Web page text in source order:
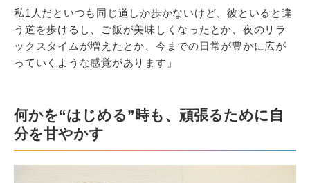
私1人だといつも同じ道しか歩かないけど、彼といると違
う道を歩けるし、ご飯が美味しくなったとか、夜のリラ
ックスタイムが増えたとか、今までの日常が豊かに広が
っていくような感覚があります」
何かを“はじめる”時も、頑張るために自
分を甘やかす